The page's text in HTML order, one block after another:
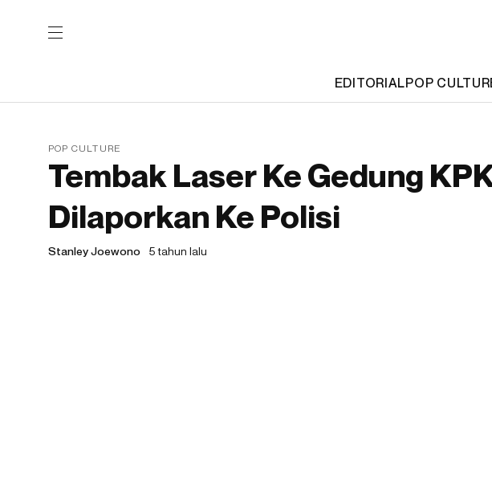
EDITORIALPOP
POP CULTURE
Tembak Laser Ke Gedung
Dilaporkan Ke Polisi
Stanley Joewono 5 tahun lalu